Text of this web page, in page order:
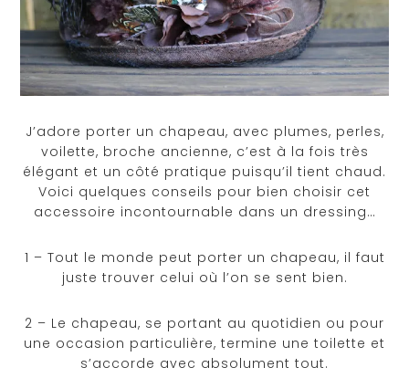
J’adore porter un chapeau, avec plumes, perles,
voilette, broche ancienne, c’est à la fois très
élégant et un côté pratique puisqu’il tient chaud.
Voici quelques conseils pour bien choisir cet
accessoire incontournable dans un dressing…
1 – Tout le monde peut porter un chapeau, il faut
juste trouver celui où l’on se sent bien.
2 – Le chapeau, se portant au quotidien ou pour
une occasion particulière, termine une toilette et
s’accorde avec absolument tout.